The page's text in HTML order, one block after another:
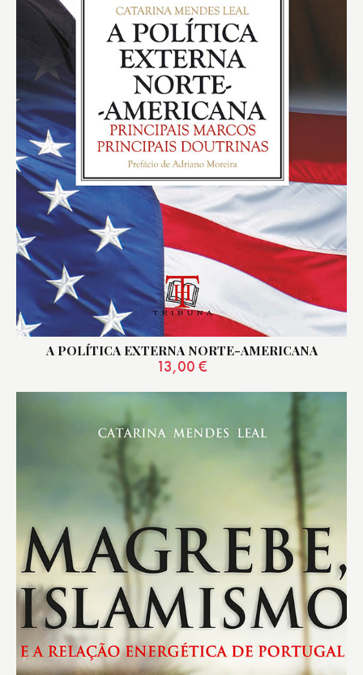
A POLÍTICA EXTERNA NORTE-AMERICANA
13,00 €